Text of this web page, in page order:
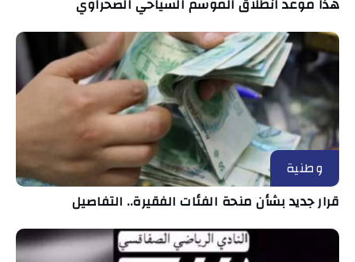
هذا موعد انطلاق الموسم السياحي الصحراوي
وطنية
قرار جديد بشأن منحة الفئات الفقيرة.. التفاصيل